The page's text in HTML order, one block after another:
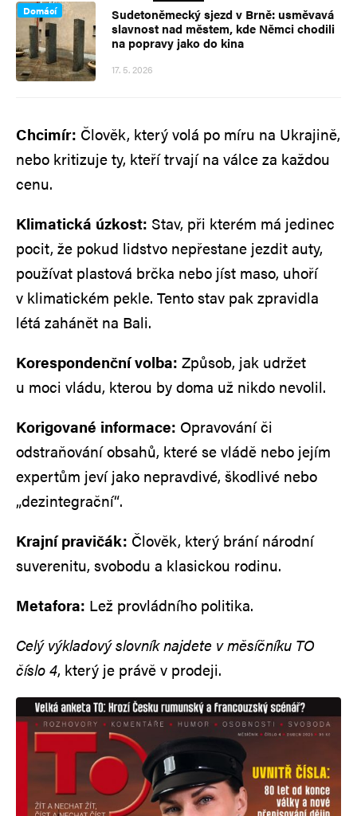
Domácí
Sudetoněmecký sjezd v Brně: usměvavá
slavnost nad městem, kde Němci chodili
na popravy jako do kina
17. 5. 2026
Chcimír: Člověk, který volá po míru na Ukrajině,
nebo kritizuje ty, kteří trvají na válce za každou
cenu.
Klimatická úzkost: Stav, při kterém má jedinec
pocit, že pokud lidstvo nepřestane jezdit auty,
používat plastová brčka nebo jíst maso, uhoří
v klimatickém pekle. Tento stav pak zpravidla
létá zahánět na Bali.
Korespondenční volba: Způsob, jak udržet
u moci vládu, kterou by doma už nikdo nevolil.
Korigované informace: Opravování či
odstraňování obsahů, které se vládě nebo jejím
expertům jeví jako nepravdivé, škodlivé nebo
„dezintegrační“.
Krajní pravičák: Člověk, který brání národní
suverenitu, svobodu a klasickou rodinu.
Metafora: Lež provládního politika.
Celý výkladový slovník najdete v měsíčníku TO
číslo 4, který je právě v prodeji.